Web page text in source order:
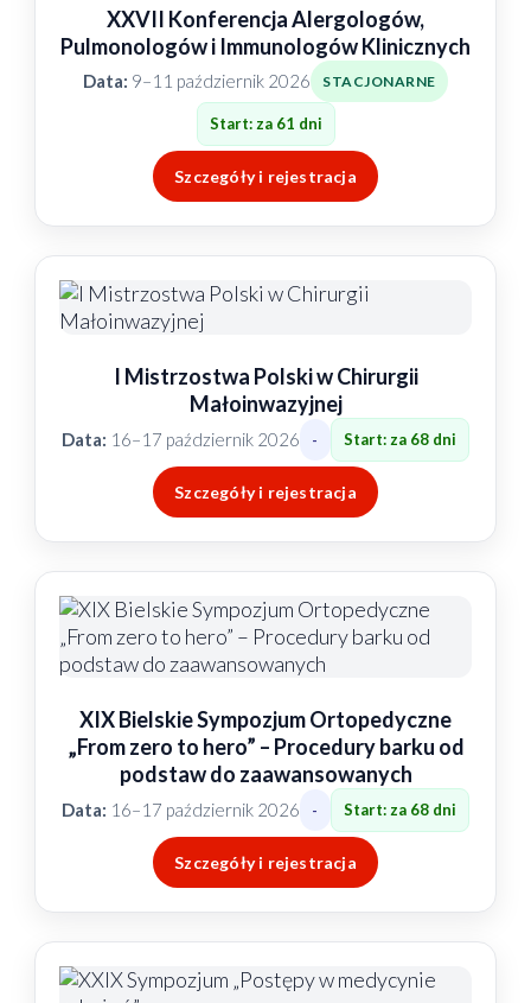
XXVII Konferencja Alergologów,
Pulmonologów i Immunologów Klinicznych
Data: 9–11 październik 2026 STACJONARNE
Start: za 61 dni
Szczegóły i rejestracja
I Mistrzostwa Polski w Chirurgii
Małoinwazyjnej
Data: 16–17 październik 2026 - Start: za 68 dni
Szczegóły i rejestracja
XIX Bielskie Sympozjum Ortopedyczne
„From zero to hero” – Procedury barku od
podstaw do zaawansowanych
Data: 16–17 październik 2026 - Start: za 68 dni
Szczegóły i rejestracja